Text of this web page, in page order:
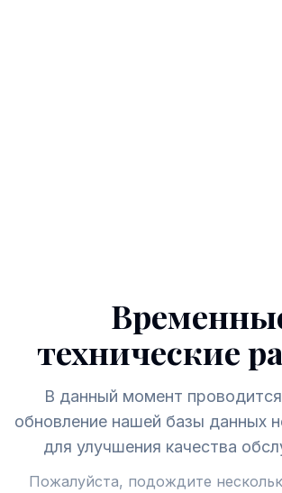
технические
В данный момент
обновление нашей базы данных
для улучшения качества
Пожалуйста, подождите